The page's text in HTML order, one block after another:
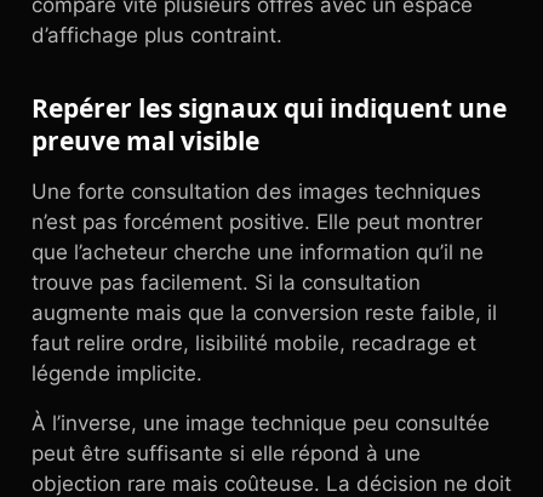
compare vite plusieurs offres avec un espace
d’affichage plus contraint.
Repérer les signaux qui indiquent une
preuve mal visible
Une forte consultation des images techniques
n’est pas forcément positive. Elle peut montrer
que l’acheteur cherche une information qu’il ne
trouve pas facilement. Si la consultation
augmente mais que la conversion reste faible, il
faut relire ordre, lisibilité mobile, recadrage et
légende implicite.
À l’inverse, une image technique peu consultée
peut être suffisante si elle répond à une
objection rare mais coûteuse. La décision ne doit